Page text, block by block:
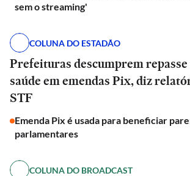
sem o streaming'
COLUNA DO ESTADÃO
Prefeituras descumprem
saúde em emendas Pix, diz
STF
Emenda Pix é usada para beneficiar
parlamentares
COLUNA DO BROADCAST